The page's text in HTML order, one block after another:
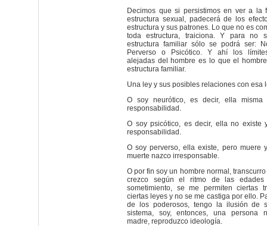
Decimos que si persistimos en ver a la
estructura sexual, padecerá de los
estructura y sus patrones. Lo que no es
toda estructura, traiciona. Y para no
estructura familiar sólo se podrá ser:
Perverso o Psicótico. Y ahí los
alejadas del hombre es lo que el
estructura familiar.
Una ley y sus posibles relaciones con esa
O soy neurótico, es decir, ella
responsabilidad.
O soy psicótico, es decir, ella no existe
responsabilidad.
O soy perverso, ella existe, pero muere
muerte nazco irresponsable.
O por fin soy un hombre normal,
crezco según el ritmo de las
sometimiento, se me permiten ciertas
ciertas leyes y no se me castiga por ello.
de los poderosos, tengo la ilusión de
sistema, soy, entonces, una persona
madre, reproduzco ideología.